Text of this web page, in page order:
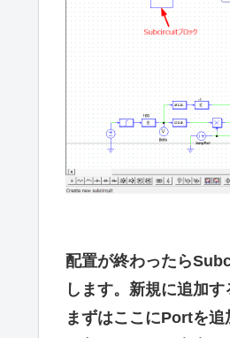
配置が終わったら
します。新規に追加
まずはここにPortを